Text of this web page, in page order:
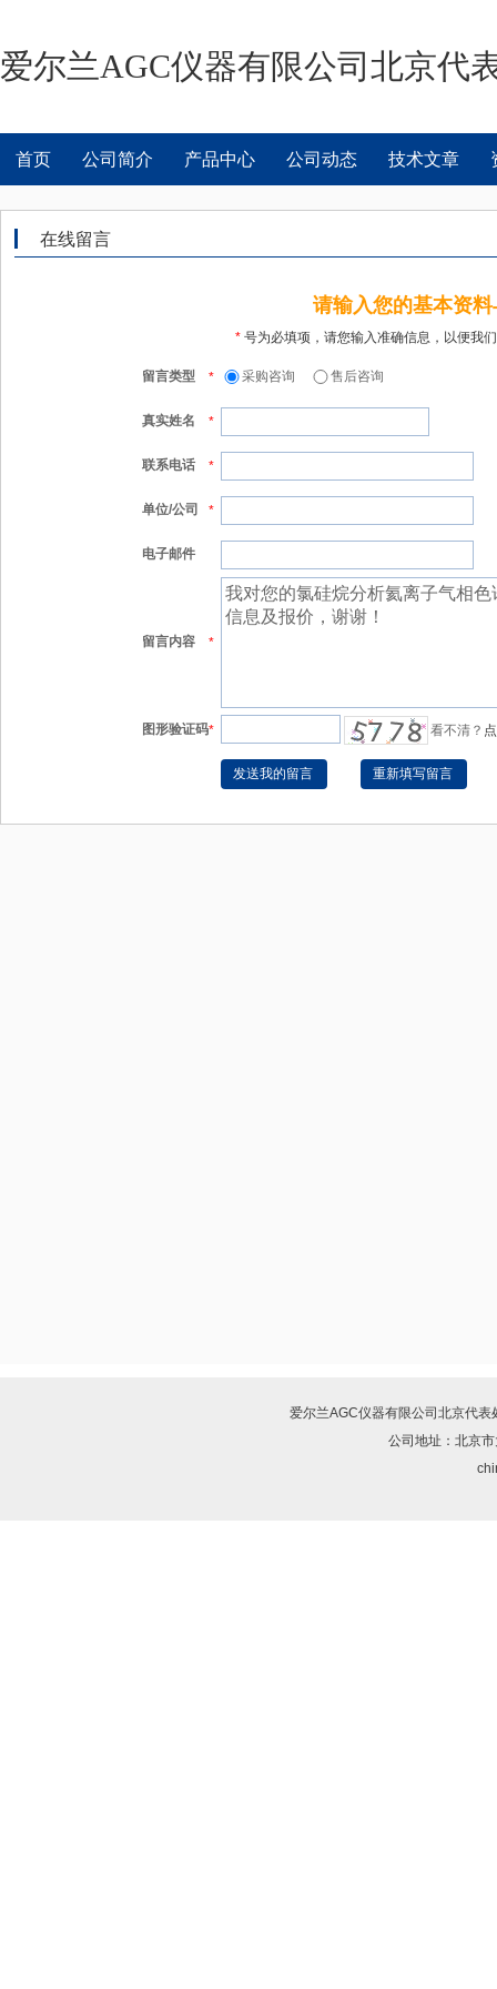
爱尔兰AGC仪器有限公司北京代
首页 公司简介 产品中心 公司动态 技术文章
在线留言
请输入您的基本资
* 号为必填项，请您输入准确信息，以便我
留言类型 * 采购咨询 售后咨询
真实姓名 *
联系电话 *
单位/公司 *
电子邮件
留言内容 *
图形验证码* 看不清？
爱尔兰AGC仪器有限公司北京代表
公司地址：北京